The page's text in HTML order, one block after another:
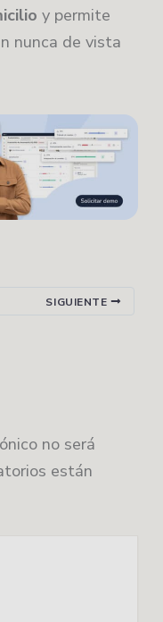
y permite
nunca de vista
SIGUIENTE
no será
están